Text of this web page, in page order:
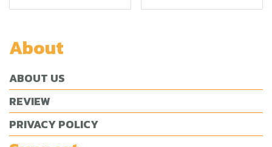
About
ABOUT US
REVIEW
PRIVACY POLICY